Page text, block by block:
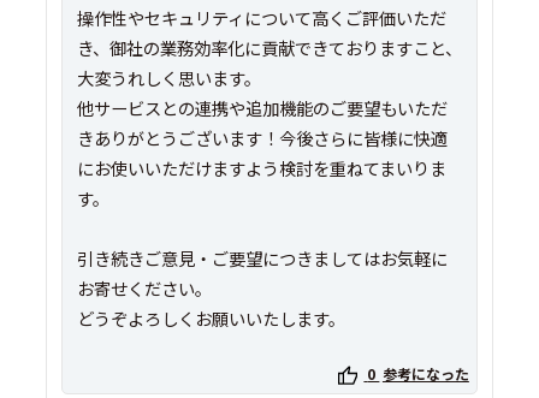
操作性やセキュリティについて高くご評価いただ
き、御社の業務効率化に貢献できておりますこと、
大変うれしく思います。
他サービスとの連携や追加機能のご要望もいただ
きありがとうございます！今後さらに皆様に快適
にお使いいただけますよう検討を重ねてまいりま
す。
引き続きご意見・ご要望につきましてはお気軽に
お寄せください。
どうぞよろしくお願いいたします。
0 参考になった